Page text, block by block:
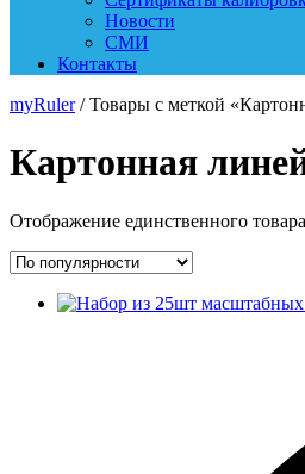
Новости
СМИ
Контакты
myRuler/ Товары с меткой
Картонная
Отображение единственного товара